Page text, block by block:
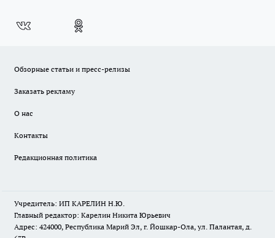
Обзорные статьи и пресс-релизы
Заказать рекламу
О нас
Контакты
Редакционная политика
Учредитель: ИП КАРЕЛИН Н.Ю.
Главный редактор: Карелин Никита Юрьевич
Адрес: 424000, Республика Марий Эл, г. Йошкар-Ола, ул. Палантая, д.